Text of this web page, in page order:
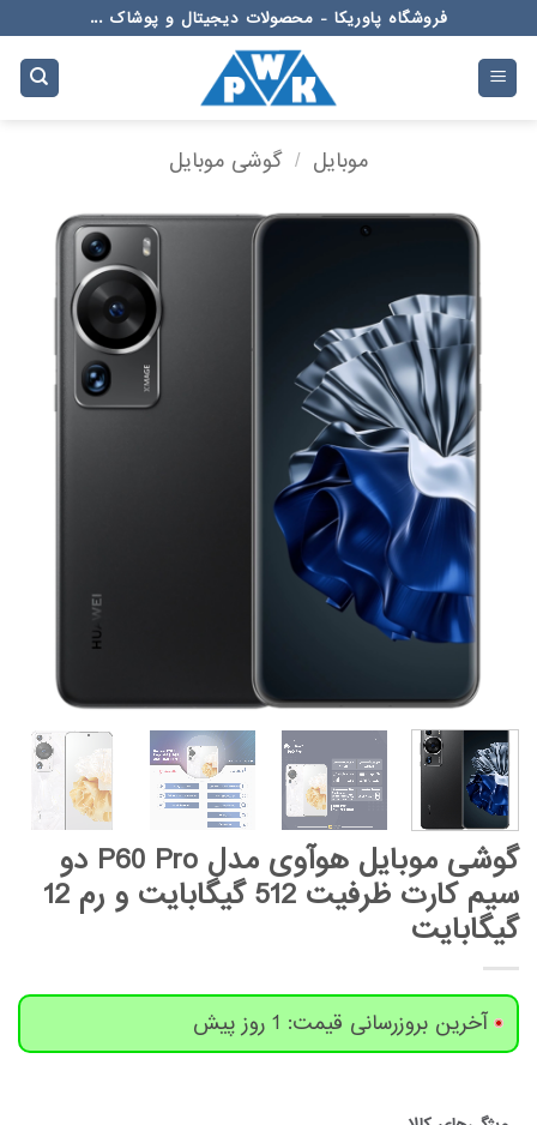
to
content
فروشگاه پاوریکا - محصولات دیجیتال و پوشاک ...
موبایل / گوشی موبایل
گوشی موبایل هوآوی مدل P60 Pro دو
سیم کارت ظرفیت 512 گیگابایت و رم 12
گیگابایت
آخرین بروزرسانی قیمت: 1 روز پیش